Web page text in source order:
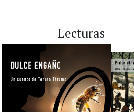
Lecturas